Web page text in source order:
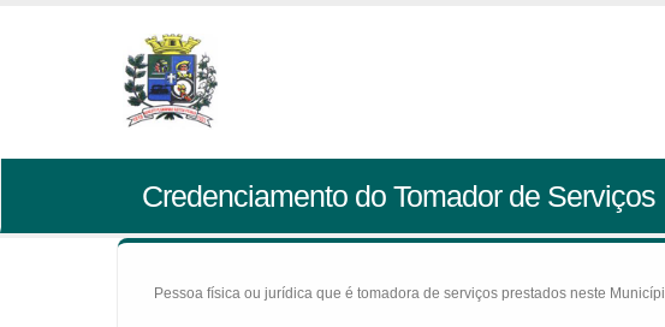
Credenciamento do Tomador de Serviços
Pessoa física ou jurídica que é tomadora de serviços prestados neste